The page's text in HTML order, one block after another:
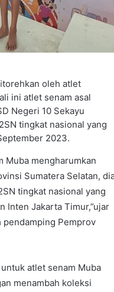
oleh atlet
ini atlet senam asal
Negeri 10 Sekayu
tingkat nasional yang
2023.
Muba mengharumkan
Sumatera Selatan,
tingkat nasional yang
Inten Jakarta Timur,”ujar
pendamping Pemprov
atlet senam Muba
menambah koleksi